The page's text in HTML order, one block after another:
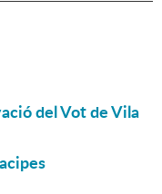
del Vot de Vila